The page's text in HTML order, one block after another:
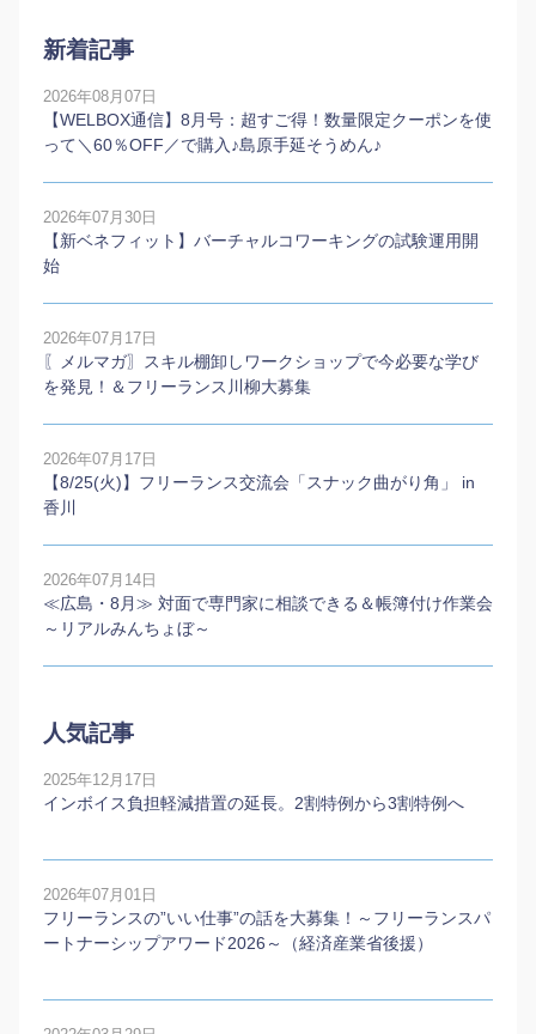
新着記事
2026年08月07日
【WELBOX通信】8月号：超すご得！数量限定クーポンを使
って＼60％OFF／で購入♪島原手延そうめん♪
2026年07月30日
【新ベネフィット】バーチャルコワーキングの試験運用開
始
2026年07月17日
〖メルマガ〗スキル棚卸しワークショップで今必要な学び
を発見！＆フリーランス川柳大募集
2026年07月17日
【8/25(火)】フリーランス交流会「スナック曲がり角」 in
香川
2026年07月14日
≪広島・8月≫ 対面で専門家に相談できる＆帳簿付け作業会
～リアルみんちょぼ～
人気記事
2025年12月17日
インボイス負担軽減措置の延長。2割特例から3割特例へ
2026年07月01日
フリーランスの”いい仕事”の話を大募集！～フリーランスパ
ートナーシップアワード2026～（経済産業省後援）